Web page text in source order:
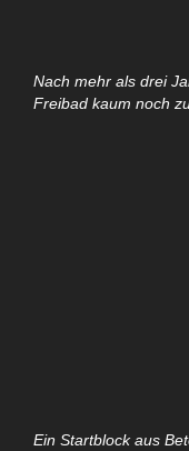
Nach mehr als drei
Freibad kaum noch
Ein Startblock aus